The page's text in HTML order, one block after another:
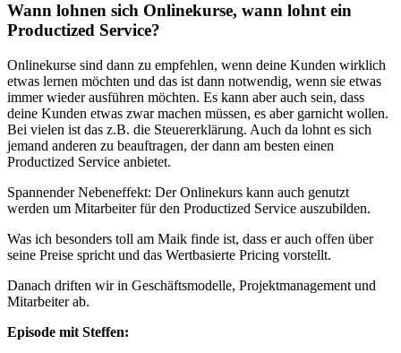
Wann lohnen sich Onlinekurse, wann lohnt ein
Productized Service?
Onlinekurse sind dann zu empfehlen, wenn deine Kunden wirklich
etwas lernen möchten und das ist dann notwendig, wenn sie etwas
immer wieder ausführen möchten. Es kann aber auch sein, dass
deine Kunden etwas zwar machen müssen, es aber garnicht wollen.
Bei vielen ist das z.B. die Steuererklärung. Auch da lohnt es sich
jemand anderen zu beauftragen, der dann am besten einen
Productized Service anbietet.
Spannender Nebeneffekt: Der Onlinekurs kann auch genutzt
werden um Mitarbeiter für den Productized Service auszubilden.
Was ich besonders toll am Maik finde ist, dass er auch offen über
seine Preise spricht und das Wertbasierte Pricing vorstellt.
Danach driften wir in Geschäftsmodelle, Projektmanagement und
Mitarbeiter ab.
Episode mit Steffen: